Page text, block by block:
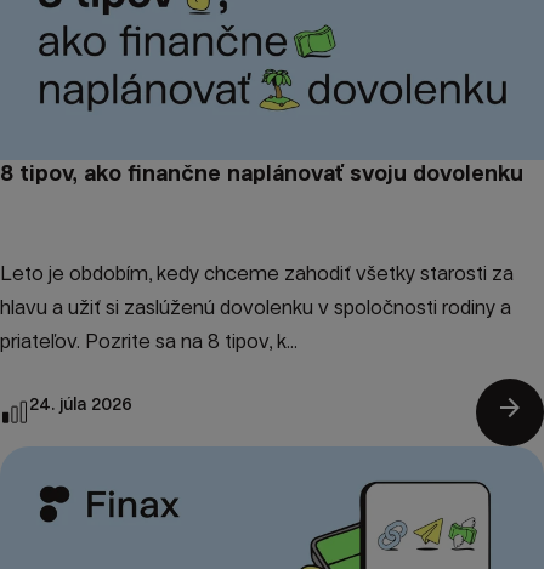
8 tipov, ako finančne naplánovať svoju dovolenku
Leto je obdobím, kedy chceme zahodiť všetky starosti za
hlavu a užiť si zaslúženú dovolenku v spoločnosti rodiny a
priateľov. Pozrite sa na 8 tipov, k...
24. júla 2026 arrow_forward